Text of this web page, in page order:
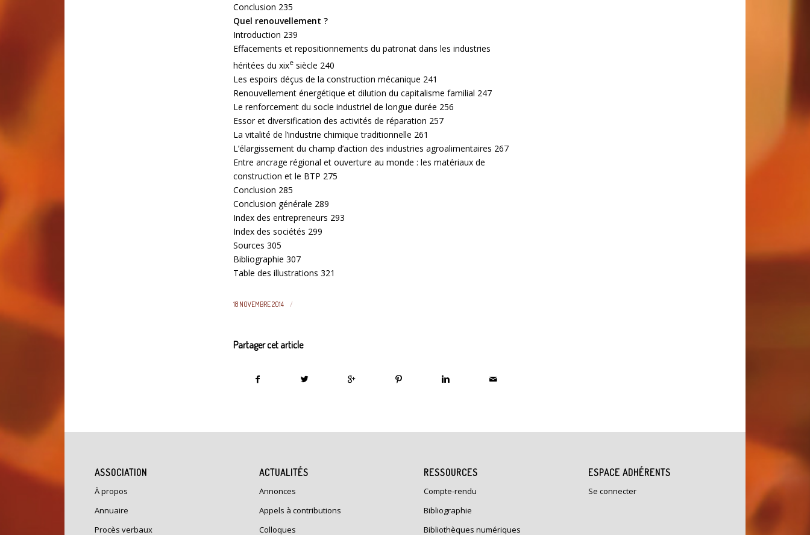
Conclusion 235
Quel renouvellement ?
Introduction 239
Effacements et repositionnements du patronat dans les industries
héritées du xixe siècle 240
Les espoirs déçus de la construction mécanique 241
Renouvellement énergétique et dilution du capitalisme familial 247
Le renforcement du socle industriel de longue durée 256
Essor et diversification des activités de réparation 257
La vitalité de l’industrie chimique traditionnelle 261
L’élargissement du champ d’action des industries agroalimentaires 267
Entre ancrage régional et ouverture au monde : les matériaux de
construction et le BTP 275
Conclusion 285
Conclusion générale 289
Index des entrepreneurs 293
Index des sociétés 299
Sources 305
Bibliographie 307
Table des illustrations 321
18 NOVEMBRE 2014 /
Partager cet article
ASSOCIATION
À propos
Annuaire
Procès verbaux
ACTUALITÉS
Annonces
Appels à contributions
Colloques
RESSOURCES
Compte-rendu
Bibliographie
Bibliothèques numériques
ESPACE ADHÉRENTS
Se connecter